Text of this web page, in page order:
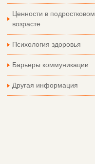
Ценности в подростковом
возрасте
Психология здоровья
Барьеры коммуникации
Другая информация